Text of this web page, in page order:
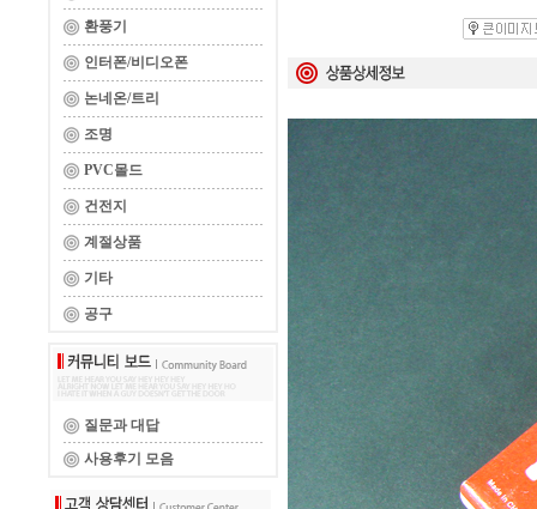
환풍기
인터폰/비디오폰
논네온/트리
조명
PVC몰드
건전지
계절상품
기타
공구
질문과 대답
사용후기 모음